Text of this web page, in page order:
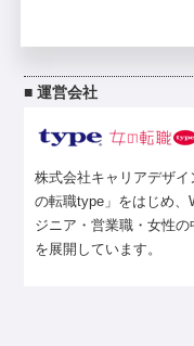
■ 運営会社
株式会社キャリアデザ
の転職type」をはじめ、
ジニア・営業職・女性
を展開しています。